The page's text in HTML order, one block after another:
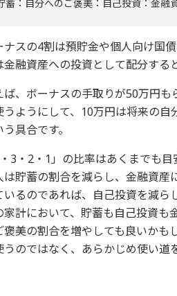
蓄：自分へのご褒美：自己投資：金融
ナスの4割は預貯金や個人向け国
金融資産への投資として配分する
ば、ボーナスの手取りが50万円
うようにして、10万円は将来の自
う具合です。
・3・2・1」の比率はあくまでも
は貯蓄の割合を減らし、金融資
いるのであれば、自己投資を減
家計において、貯蓄も自己投資も
褒美の割合を増やしても良いかも
うのではなく、あらかじめ使い道